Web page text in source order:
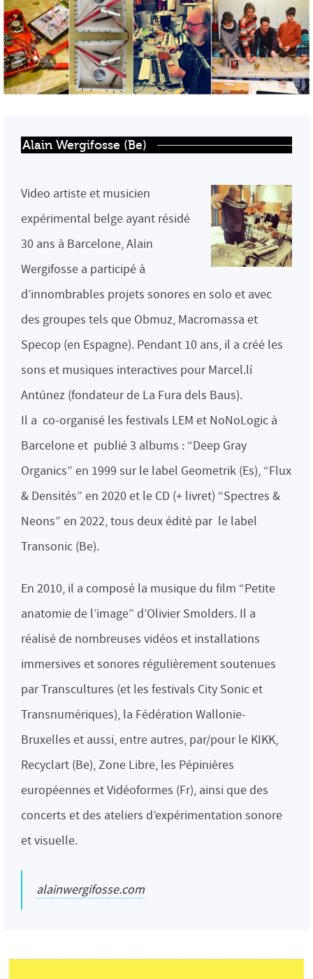
Alain Wergifosse (Be)
Video artiste et musicien
expérimental belge ayant résidé
30 ans à Barcelone, Alain
Wergifosse a participé à
d’innombrables projets sonores en solo et avec
des groupes tels que Obmuz, Macromassa et
Specop (en Espagne). Pendant 10 ans, il a créé les
sons et musiques interactives pour Marcel.lí
Antúnez (fondateur de La Fura dels Baus).
Il a co-organisé les festivals LEM et NoNoLogic à
Barcelone et publié 3 albums : “Deep Gray
Organics” en 1999 sur le label Geometrik (Es), “Flux
& Densités” en 2020 et le CD (+ livret) “Spectres &
Neons” en 2022, tous deux édité par le label
Transonic (Be).
En 2010, il a composé la musique du film “Petite
anatomie de l’image” d’Olivier Smolders. Il a
réalisé de nombreuses vidéos et installations
immersives et sonores régulièrement soutenues
par Transcultures (et les festivals City Sonic et
Transnumériques), la Fédération Wallonie-
Bruxelles et aussi, entre autres, par/pour le KIKK,
Recyclart (Be), Zone Libre, les Pépinières
européennes et Vidéoformes (Fr), ainsi que des
concerts et des ateliers d’expérimentation sonore
et visuelle.
alainwergifosse.com